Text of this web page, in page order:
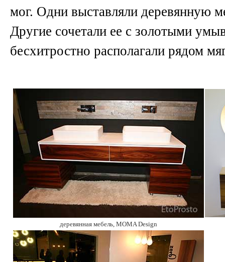
мог. Одни выставляли деревянную
Другие сочетали ее с золотыми
бесхитростно располагали рядом
деревянная мебель, MOMA Design